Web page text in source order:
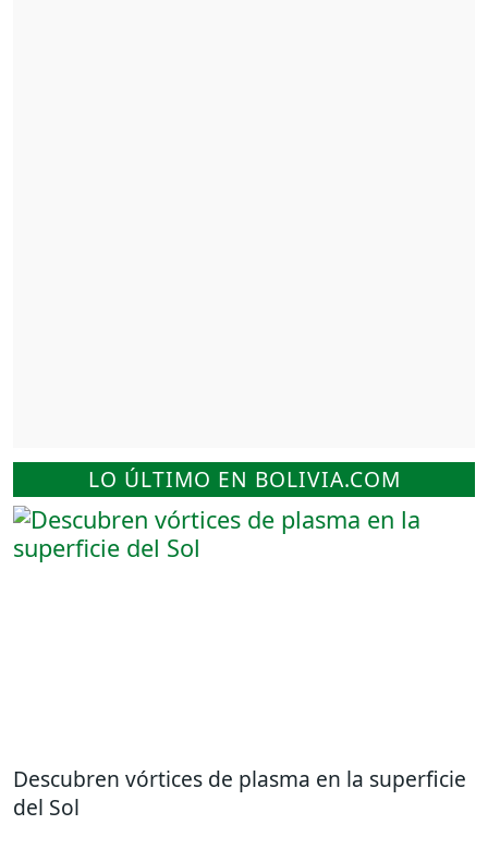
LO ÚLTIMO EN BOLIVIA.COM
Descubren vórtices de plasma en la superficie
del Sol